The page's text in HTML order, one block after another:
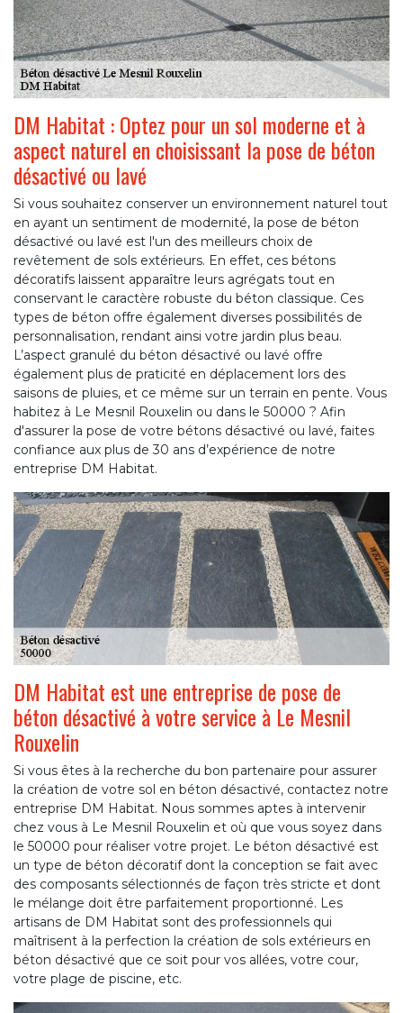
DM Habitat : Optez pour un sol moderne et à
aspect naturel en choisissant la pose de béton
désactivé ou lavé
Si vous souhaitez conserver un environnement naturel tout
en ayant un sentiment de modernité, la pose de béton
désactivé ou lavé est l'un des meilleurs choix de
revêtement de sols extérieurs. En effet, ces bétons
décoratifs laissent apparaître leurs agrégats tout en
conservant le caractère robuste du béton classique. Ces
types de béton offre également diverses possibilités de
personnalisation, rendant ainsi votre jardin plus beau.
L’aspect granulé du béton désactivé ou lavé offre
également plus de praticité en déplacement lors des
saisons de pluies, et ce même sur un terrain en pente. Vous
habitez à Le Mesnil Rouxelin ou dans le 50000 ? Afin
d'assurer la pose de votre bétons désactivé ou lavé, faites
confiance aux plus de 30 ans d’expérience de notre
entreprise DM Habitat.
DM Habitat est une entreprise de pose de
béton désactivé à votre service à Le Mesnil
Rouxelin
Si vous êtes à la recherche du bon partenaire pour assurer
la création de votre sol en béton désactivé, contactez notre
entreprise DM Habitat. Nous sommes aptes à intervenir
chez vous à Le Mesnil Rouxelin et où que vous soyez dans
le 50000 pour réaliser votre projet. Le béton désactivé est
un type de béton décoratif dont la conception se fait avec
des composants sélectionnés de façon très stricte et dont
le mélange doit être parfaitement proportionné. Les
artisans de DM Habitat sont des professionnels qui
maîtrisent à la perfection la création de sols extérieurs en
béton désactivé que ce soit pour vos allées, votre cour,
votre plage de piscine, etc.